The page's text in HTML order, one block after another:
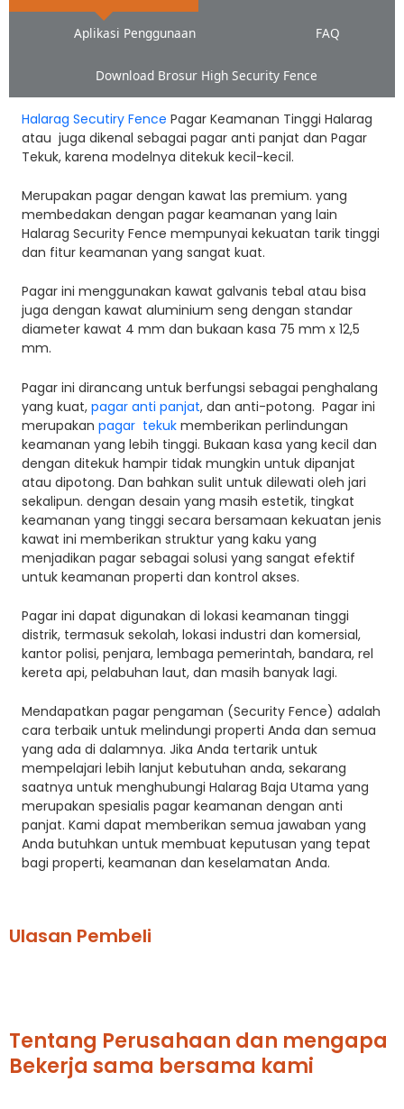
Aplikasi Penggunaan FAQ
Download Brosur High Security Fence
Halarag Secutiry Fence Pagar Keamanan Tinggi Halarag
atau juga dikenal sebagai pagar anti panjat dan Pagar
Tekuk, karena modelnya ditekuk kecil-kecil.
Merupakan pagar dengan kawat las premium. yang
membedakan dengan pagar keamanan yang lain
Halarag Security Fence mempunyai kekuatan tarik tinggi
dan fitur keamanan yang sangat kuat.
Pagar ini menggunakan kawat galvanis tebal atau bisa
juga dengan kawat aluminium seng dengan standar
diameter kawat 4 mm dan bukaan kasa 75 mm x 12,5
mm.
Pagar ini dirancang untuk berfungsi sebagai penghalang
yang kuat, pagar anti panjat, dan anti-potong. Pagar ini
merupakan pagar tekuk memberikan perlindungan
keamanan yang lebih tinggi. Bukaan kasa yang kecil dan
dengan ditekuk hampir tidak mungkin untuk dipanjat
atau dipotong. Dan bahkan sulit untuk dilewati oleh jari
sekalipun. dengan desain yang masih estetik, tingkat
keamanan yang tinggi secara bersamaan kekuatan jenis
kawat ini memberikan struktur yang kaku yang
menjadikan pagar sebagai solusi yang sangat efektif
untuk keamanan properti dan kontrol akses.
Pagar ini dapat digunakan di lokasi keamanan tinggi
distrik, termasuk sekolah, lokasi industri dan komersial,
kantor polisi, penjara, lembaga pemerintah, bandara, rel
kereta api, pelabuhan laut, dan masih banyak lagi.
Mendapatkan pagar pengaman (Security Fence) adalah
cara terbaik untuk melindungi properti Anda dan semua
yang ada di dalamnya. Jika Anda tertarik untuk
mempelajari lebih lanjut kebutuhan anda, sekarang
saatnya untuk menghubungi Halarag Baja Utama yang
merupakan spesialis pagar keamanan dengan anti
panjat. Kami dapat memberikan semua jawaban yang
Anda butuhkan untuk membuat keputusan yang tepat
bagi properti, keamanan dan keselamatan Anda.
Ulasan Pembeli
Tentang Perusahaan dan mengapa
Bekerja sama bersama kami